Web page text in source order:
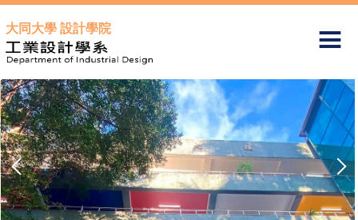
到
主
要
內
容
區
大同大學 設計學院